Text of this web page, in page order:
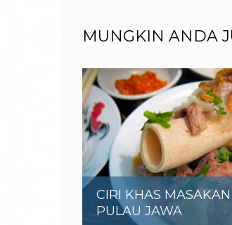
MUNGKIN ANDA
CIRI KHAS
PULAU JAWA